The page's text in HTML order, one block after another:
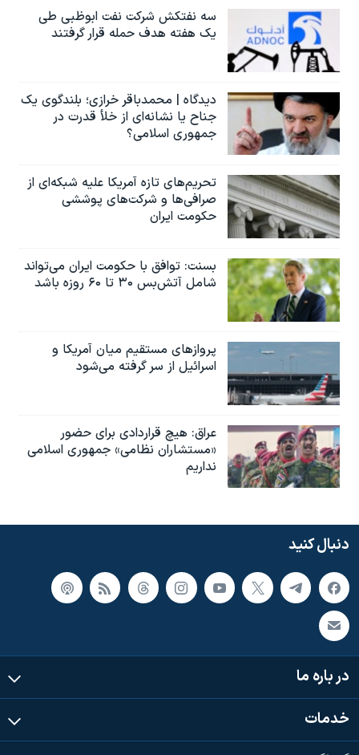
سه نفتکش شرکت نفت ابوظبی طی
یک هفته هدف حمله قرار گرفتند
دیدگاه | محمدباقر خرازی؛ بلندگوی یک
جناح یا نشانه‌ای از خلأ قدرت در
جمهوری اسلامی؟
تحریم‌های تازه آمریکا علیه شبکه‌ای از
صرافی‌ها و شرکت‌های پوششی
حکومت ایران
بسنت: توافق با حکومت ایران می‌تواند
شامل آتش‌بس ۳۰ تا ۶۰ روزه باشد
پروازهای مستقیم میان آمریکا و
اسرائیل از سر گرفته می‌شود
عراق: هیچ قراردادی برای حضور
«مستشاران نظامی» جمهوری اسلامی
نداریم
دنبال کنید
در باره ما
خدمات